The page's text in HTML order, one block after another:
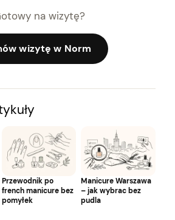
na wizytę?
wizytę w Norm
Przewodnik po
french manicure bez
pomyłek
Manicure Warszawa
– jak wybrac bez
pudla